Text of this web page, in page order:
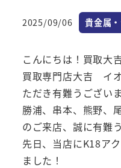
投稿日
2025/09/06 カテゴ
貴金属
こんにちは！買取大
買取専門店大吉 イ
ただき有難うございま
勝浦、串本、熊野、
のご来店、誠に有難
先日、当店にK18ア
ました！